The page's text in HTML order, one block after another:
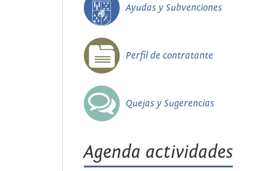
Ayudas y Subvenciones
Perfil de contratante
Quejas y Sugerencias
Agenda actividades